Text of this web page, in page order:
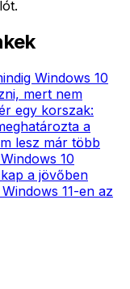
Windows 10
mert nem
egy korszak:
a
lesz már több
10
a jövőben
11-en az